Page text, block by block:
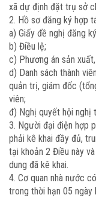
xã dự định đặt trụ sở
2. Hồ sơ đăng ký hợp
a) Giấy đề nghị đăng
b) Điều lệ;
c) Phương án sản
d) Danh sách thành
quản trị, giám đốc
viên;
đ) Nghị quyết hội nghị
3. Người đại điện hợp
phải kê khai đầy đủ,
tại khoản 2 Điều này
dung đã kê khai.
4. Cơ quan nhà nước
trong thời hạn 05